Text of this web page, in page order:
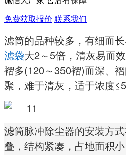
免费获取报价 联系我们
滤筒的品种较多，有细而
滤袋大2～5倍，清灰易而
褶多(120～350褶)而深、
聚，难于清灰，适于浓度
滤筒脉冲除尘器的安装方
叠，结构紧凑，占地面积